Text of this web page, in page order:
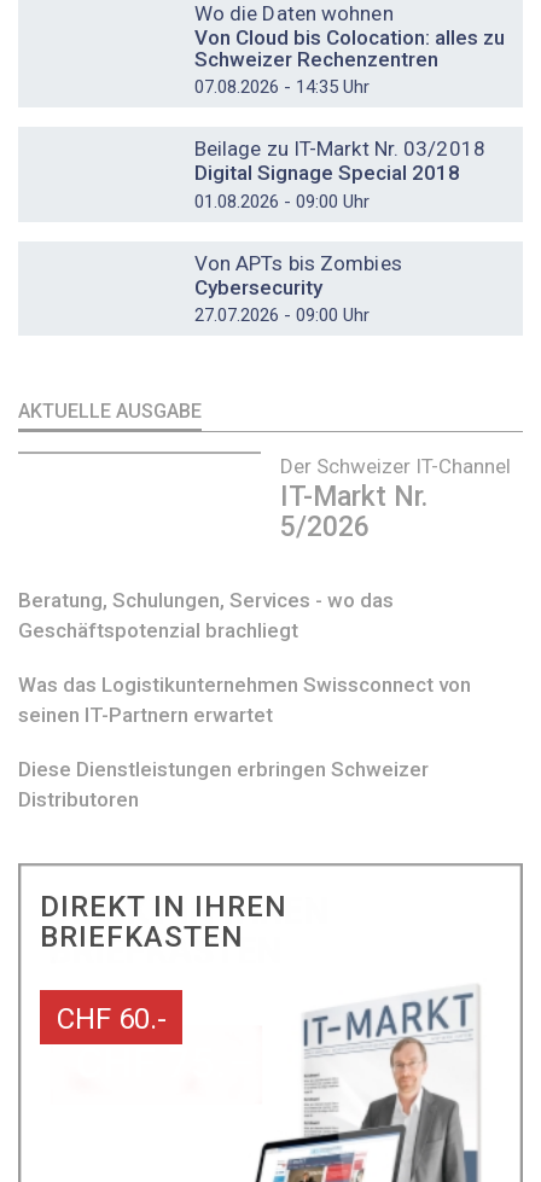
Wo die Daten wohnen
Von Cloud bis Colocation: alles zu
Schweizer Rechenzentren
07.08.2026 - 14:35 Uhr
Beilage zu IT-Markt Nr. 03/2018
Digital Signage Special 2018
01.08.2026 - 09:00 Uhr
Von APTs bis Zombies
Cybersecurity
27.07.2026 - 09:00 Uhr
AKTUELLE AUSGABE
Der Schweizer IT-Channel
IT-Markt Nr.
5/2026
Beratung, Schulungen, Services - wo das
Geschäftspotenzial brachliegt
Was das Logistikunternehmen Swissconnect von
seinen IT-Partnern erwartet
Diese Dienstleistungen erbringen Schweizer
Distributoren
DIREKT IN IHREN
BRIEFKASTEN
CHF 60.-